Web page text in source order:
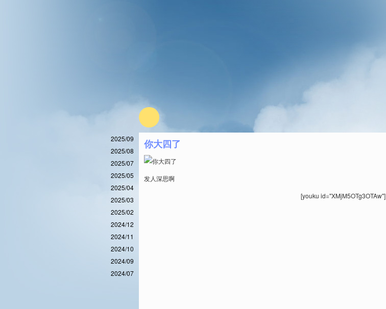
2025/09
2025/08
2025/07
2025/05
2025/04
2025/03
2025/02
2024/12
2024/11
2024/10
2024/09
2024/07
你大四了
发人深思啊
[youku id="XMjM5OTg3OTAw"]